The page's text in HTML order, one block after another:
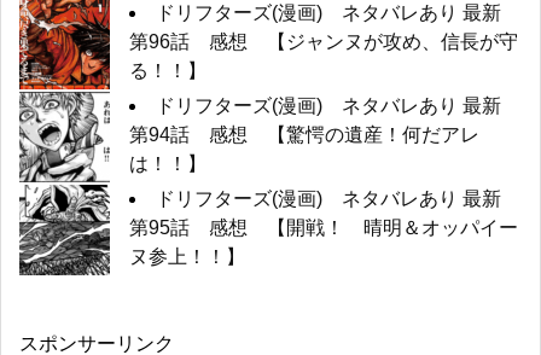
ドリフターズ(漫画) ネタバレあり 最新
第96話 感想 【ジャンヌが攻め、信長が守
る！！】
ドリフターズ(漫画) ネタバレあり 最新
第94話 感想 【驚愕の遺産！何だアレ
は！！】
ドリフターズ(漫画) ネタバレあり 最新
第95話 感想 【開戦！ 晴明＆オッパイー
ヌ参上！！】
スポンサーリンク